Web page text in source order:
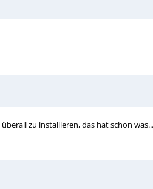
zu installieren, das hat schon